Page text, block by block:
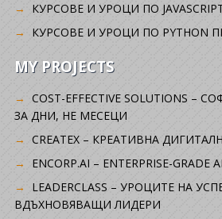
КУРСОВЕ И УРОЦИ ПО
КУРСОВЕ И УРОЦИ ПО PYTHON
MY PROJECTS
COST-EFFECTIVE SOLUTIONS –
ЗА ДНИ, НЕ МЕСЕЦИ
CREATEX – КРЕАТИВНА
ENCORP.AI – ENTERPRISE-GRADE AI
LEADERCLASS – УРОЦИТЕ НА
ВДЪХНОВЯВАЩИ ЛИДЕРИ